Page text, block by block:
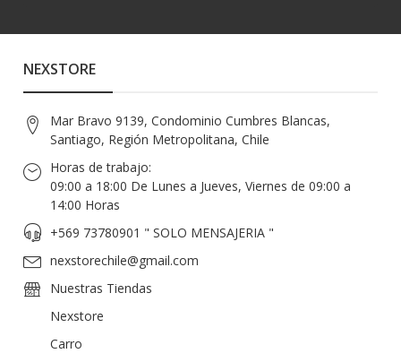
NEXSTORE
Mar Bravo 9139, Condominio Cumbres Blancas,
Santiago, Región Metropolitana, Chile
Horas de trabajo:
09:00 a 18:00 De Lunes a Jueves, Viernes de 09:00 a
14:00 Horas
+569 73780901 " SOLO MENSAJERIA "
nexstorechile@gmail.com
Nuestras Tiendas
Nexstore
Carro